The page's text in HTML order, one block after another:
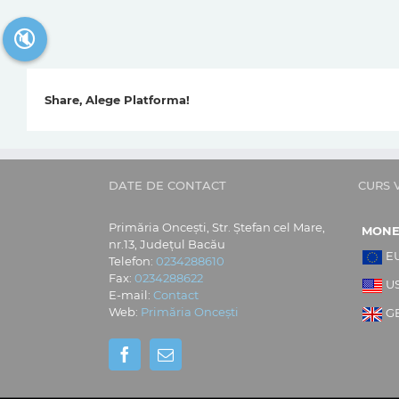
Share, Alege Platforma!
DATE DE CONTACT
Primăria Oncești, Str. Ștefan cel Mare,
nr.13, Județul Bacău
Telefon: 0234288610
Fax: 0234288622
E-mail: Contact
Web: Primăria Oncești
CURS
🔇